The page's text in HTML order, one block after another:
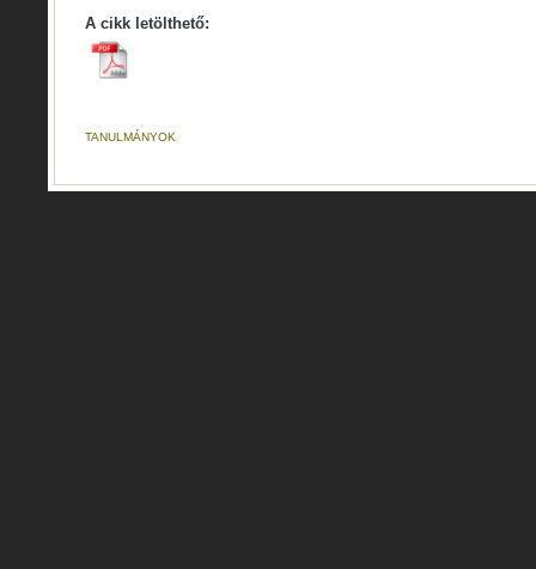
A cikk letölthető:
TANULMÁNYOK